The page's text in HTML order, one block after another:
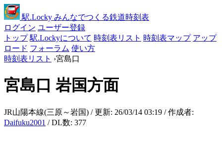
駅.Locky みんなでつくる鉄道時刻表
ログイン ユーザー登録
トップ 駅.Lockyについて 時刻表リスト 時刻表マップ アップ
ロード フォーラム 使い方
時刻表リスト ›宮島口
宮島口 岩国方面
JR山陽本線(三原～岩国) / 更新: 26/03/14 03:19 / 作成者:
Daifuku2001 / DL数: 377